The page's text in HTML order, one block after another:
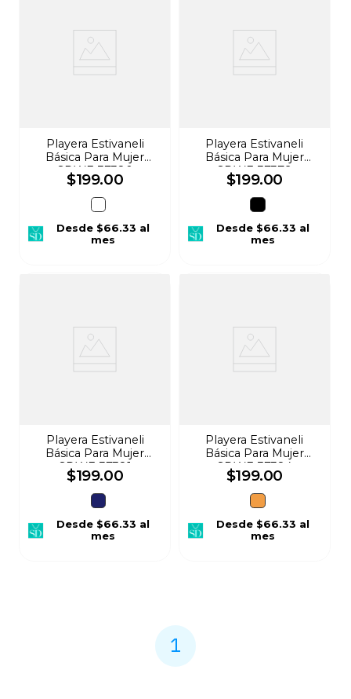
Playera Estivaneli
Básica Para Mujer
SDWE-37380
$199.00
Desde $66.33 al
mes
Playera Estivaneli
Básica Para Mujer
SDWE-37379
$199.00
Desde$66.33 al
mes
Playera Estivaneli
Básica Para Mujer
SDWE-37381
$199.00
Desde $66.33 al
mes
Playera Estivaneli
Básica Para Mujer
SDWE-37384
$199.00
Desde$66.33 al
mes
1